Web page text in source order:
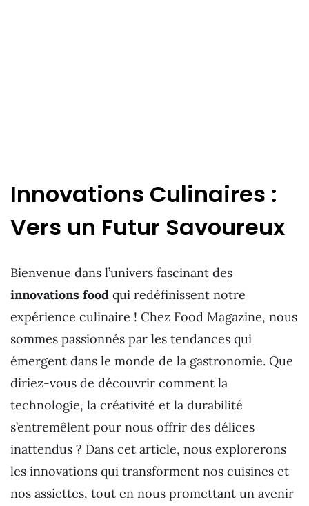
Innovations Culinaires :
Vers un Futur Savoureux
Bienvenue dans l’univers fascinant des
innovations food qui redéfinissent notre
expérience culinaire ! Chez Food Magazine, nous
sommes passionnés par les tendances qui
émergent dans le monde de la gastronomie. Que
diriez-vous de découvrir comment la
technologie, la créativité et la durabilité
s’entremêlent pour nous offrir des délices
inattendus ? Dans cet article, nous explorerons
les innovations qui transforment nos cuisines et
nos assiettes, tout en nous promettant un avenir